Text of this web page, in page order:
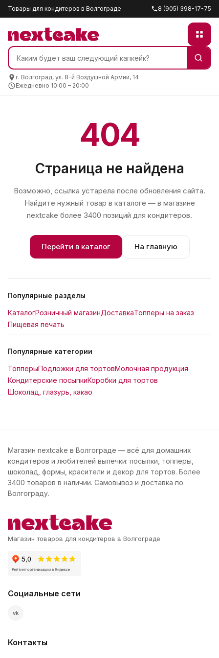
Товары для кондитеров в Волгограде 8 (905) 398-17-75
г. Волгоград, ул. 8-й Воздушной Армии, 14
Ежедневно 10:00 – 20:00
404
Страница не найдена
Возможно, ссылка устарела после обновления сайта.
Найдите нужный товар в каталоге — в магазине
nextcake более 3400 позиций для кондитеров.
Перейти в каталог На главную
Популярные разделы
КаталогРозничный магазинДоставкаТопперы на заказ
Пищевая печать
Популярные категории
ТопперыПодложки для тортовМолочная продукция
Кондитерские посыпкиКоробки для тортов
Шоколад, глазурь, какао
Магазин nextcake в Волгограде — всё для домашних
кондитеров и любителей выпечки: посыпки, топперы,
шоколад, формы, красители и декор для тортов. Более
3400 товаров в наличии. Самовывоз и доставка по
Волгограду.
Магазин товаров для кондитеров в Волгограде
Социальные сети
vk
Контакты